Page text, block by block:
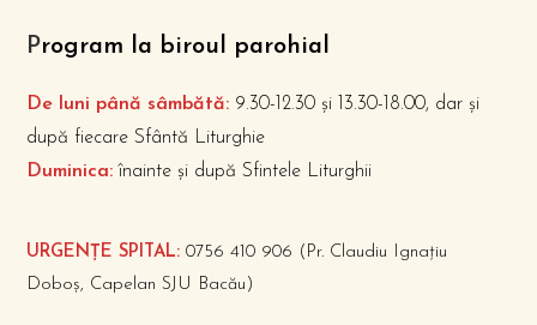
Program la biroul parohial
De luni până sâmbătă: 9.30-12.30 și 13.30-18.00, dar și
după fiecare Sfântă Liturghie
Duminica: înainte și după Sfintele Liturghii
URGENȚE SPITAL: 0756 410 906 (Pr. Claudiu Ignațiu
Doboș, Capelan SJU Bacău)